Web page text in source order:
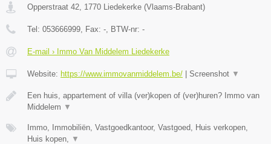
Opperstraat 42 1770 Liedekerke (Vlaams-Brabant)
Tel: 053666999 , Fax: - , BTW-nr: -
E-mail › Immo Van Middelem Liedekerke
Website: https://www.immovanmiddelem.be/ Screenshot ▼
Een huis, appartement of villa (ver)kopen of (ver)huren? Immo van
Middelem ▼
Immo, Immobiliën, Vastgoedkantoor, Vastgoed, Huis verkopen,
Huis kopen,
▼